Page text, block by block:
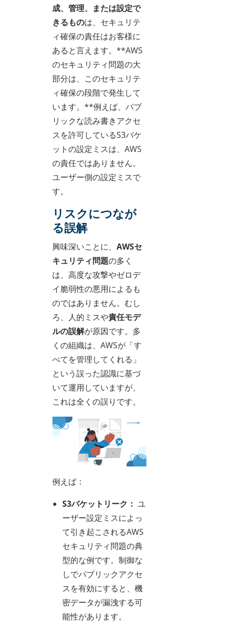
成、管理、または設定で
きるものは、セキュリテ
ィ確保の責任はお客様に
あると言えます。**AWS
のセキュリティ問題の大
部分は、このセキュリテ
ィ確保の段階で発生して
います。**例えば、パブ
リックな読み書きアクセ
スを許可しているS3バケ
ットの設定ミスは、AWS
の責任ではありません。
ユーザー側の設定ミスで
す。
リスクにつなが
る誤解
興味深いことに、 AWSセ
キュリティ問題の多く
は、高度な攻撃やゼロデ
イ脆弱性の悪用によるも
のではありません。むし
ろ、人的ミスや責任モデ
ルの誤解が原因です。多
くの組織は、AWSが「す
べてを管理してくれる」
という誤った認識に基づ
いて運用していますが、
これは全くの誤りです。
例えば：
S3バケットリーク： ユ
ーザー設定ミスによっ
て引き起こされるAWS
セキュリティ問題の典
型的な例です。制御な
しでパブリックアクセ
スを有効にすると、機
密データが漏洩する可
能性があります。